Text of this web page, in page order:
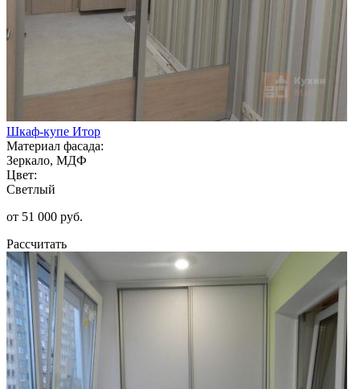
Шкаф-купе Итор
Материал фасада:
Зеркало, МДФ
Цвет:
Светлый
от 51 000 руб.
Рассчитать